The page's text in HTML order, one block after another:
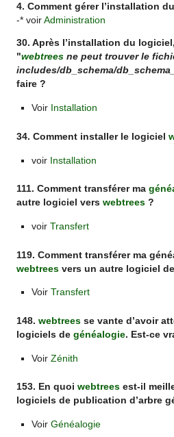
4. Comment gérer l’installation
-* voirAdministration
30. Après l’installation du
"webtrees ne peut trouver le
includes/db_schema/
faire ?
Voir Installation
34. Comment installer le logiciel
voir Installation
111. Comment transférer ma
autre logiciel verswebtrees ?
voir Transfert
119. Comment transférer ma
webtrees vers un autre logiciel
Voir Transfert
148.webtrees se vante d’avoir
logiciels degénéalogie. Est-ce
Voir Zénith
153. En quoiwebtrees est-il
logiciels de publication d’arbre
Voir Généalogie